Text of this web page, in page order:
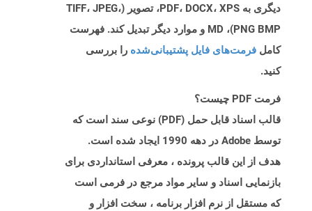
دیگری به PDF، DOCX، XPS، تصویر (TIFF، JPEG،
PNG BMP)، MD و موارد دیگر تبدیل کند. فهرست
کامل فرمت‌های فایل پشتیبانی‌شده را بررسی
کنید.
فرمت PDF چیست؟
قالب اسناد قابل حمل (PDF) نوعی سند است که
توسط Adobe در دهه 1990 ایجاد شده است.
هدف از این قالب پرونده ، معرفی استانداردی برای
بازنمایی اسناد و سایر مواد مرجع در فرمی است
که مستقل از نرم افزار برنامه ، سخت افزار و